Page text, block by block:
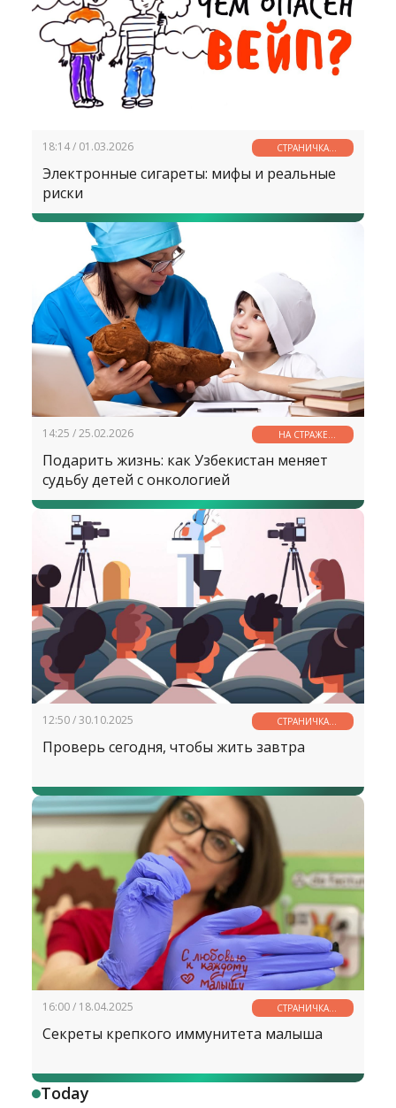
18:14 / 01.03.2026
СТРАНИЧКА
ЗДОРОВЬЯ
Электронные сигареты: мифы и реальные
риски
14:25 / 25.02.2026
НА СТРАЖЕ
ЗДОРОВЬЯ
Подарить жизнь: как Узбекистан меняет
судьбу детей с онкологией
12:50 / 30.10.2025
СТРАНИЧКА
ЗДОРОВЬЯ
Проверь сегодня, чтобы жить завтра
16:00 / 18.04.2025
СТРАНИЧКА
ЗДОРОВЬЯ
Секреты крепкого иммунитета малыша
Today